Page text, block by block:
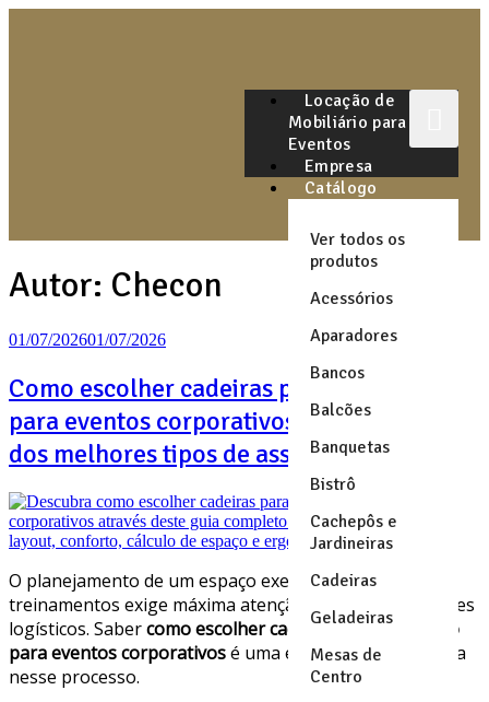
Locação de
Mobiliário para
Eventos
Empresa
Catálogo
Ver todos os
produtos
Acessórios
Aparadores
Bancos
Balcões
Banquetas
Bistrô
Cachepôs e
Jardineiras
Cadeiras
Geladeiras
Mesas de
Centro
Autor: Checon
01/07/202601/07/2026
Como escolher cadeiras para auditório
para eventos corporativos: comparativo
dos melhores tipos de assentos
O planejamento de um espaço executivo ou de
treinamentos exige máxima atenção a múltiplos detalhes
logísticos. Sabercomo escolher cadeiras para auditório
para eventos corporativosé uma etapa crítica e decisiva
nesse processo.